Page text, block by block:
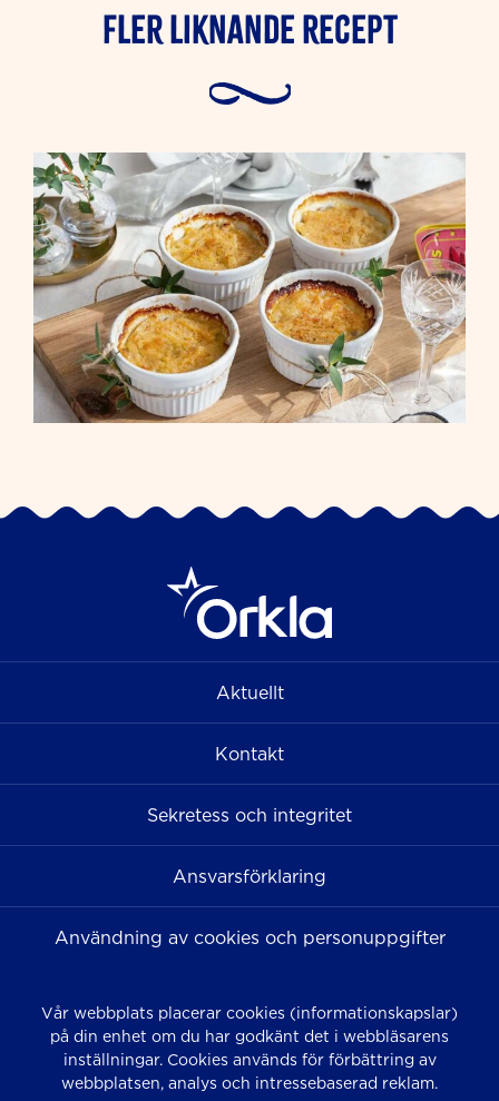
Fler liknande Recept
Aktuellt
Kontakt
Sekretess och integritet
Ansvarsförklaring
Användning av cookies och personuppgifter
Vår webbplats placerar cookies (informationskapslar)
på din enhet om du har godkänt det i webbläsarens
inställningar. Cookies används för förbättring av
webbplatsen, analys och intressebaserad reklam.